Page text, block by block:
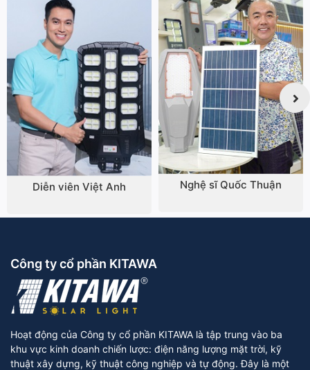
Diễn viên Việt Anh Nghệ sĩ Quốc Thuận
Công ty cổ phần KITAWA
Hoạt động của Công ty cổ phần KITAWA là tập trung vào ba
khu vực kinh doanh chiến lược: điện năng lượng mặt trời, kỹ
thuật xây dựng, kỹ thuật công nghiệp và tự động. Đây là một